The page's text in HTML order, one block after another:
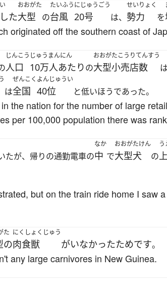
た
おおがた
大型 の
たいふう
台風
にじゅうごう
20号 は、
せいりょく
勢力 を
originated off the southern coast of
じんこう
人口
じゅうまんにん
10万人あたりの
おおがたこうりてんすう
大型小売店数 は
は
ぜんこく
全国
よんじゅうい
40位 と低いほうであった。
the nation for the number of large
per 100,000 population there was
たが、帰りの通勤電車の
なか
中 で
おおがたけん
大型犬 の
う
上
but on the train ride home I saw
た
の
にくしょくじゅう
肉食獣 がいなかったためです。
any large carnivores in New Guinea.